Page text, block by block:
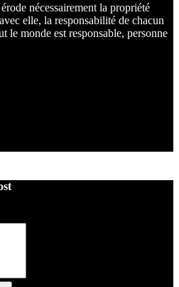
nécessairement la propriété
elle, la responsabilité de chacun
le monde est responsable, personne